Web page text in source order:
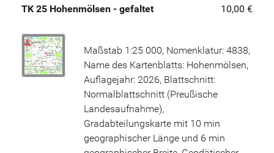
TK 25 Hohenmölsen - gefaltet 10,00 €
Maßstab 1:25 000, Nomenklatur: 4838,
Name des Kartenblatts: Hohenmölsen,
Auflagejahr: 2026, Blattschnitt:
Normalblattschnitt (Preußische
Landesaufnahme),
Gradabteilungskarte mit 10 min
geographischer Länge und 6 min